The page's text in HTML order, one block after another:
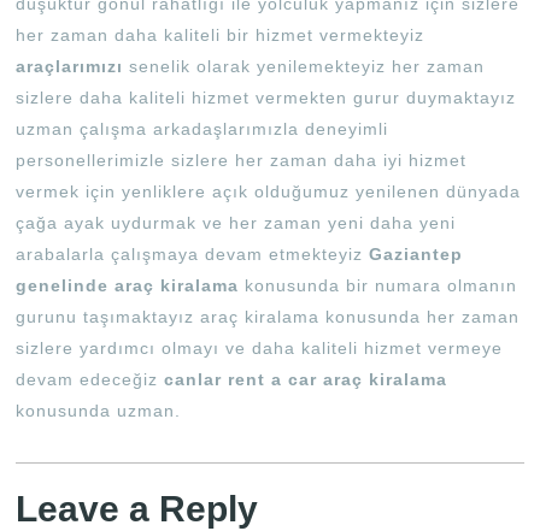
düşüktür gönül rahatlığı ile yolculuk yapmanız için sizlere
her zaman daha kaliteli bir hizmet vermekteyiz
araçlarımızı senelik olarak yenilemekteyiz her zaman
sizlere daha kaliteli hizmet vermekten gurur duymaktayız
uzman çalışma arkadaşlarımızla deneyimli
personellerimizle sizlere her zaman daha iyi hizmet
vermek için yenliklere açık olduğumuz yenilenen dünyada
çağa ayak uydurmak ve her zaman yeni daha yeni
arabalarla çalışmaya devam etmekteyizGaziantep
genelinde araç kiralama konusunda bir numara olmanın
gurunu taşımaktayız araç kiralama konusunda her zaman
sizlere yardımcı olmayı ve daha kaliteli hizmet vermeye
devam edeceğizcanlar rent a car araç kiralama
konusunda uzman.
Leave a Reply